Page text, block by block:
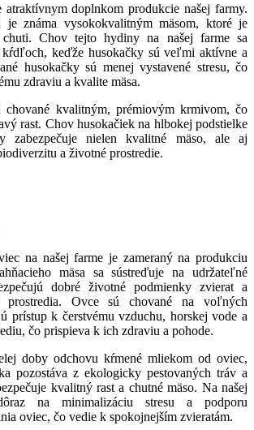
atraktívnym doplnkom produkcie našej farmy.
je známa vysokokvalitným mäsom, ktoré je
Chov tejto hydiny na našej farme sa
kŕdľoch, keďže husokačky sú veľmi aktívne a
husokačky sú menej vystavené stresu, čo
zdraviu a kvalite mäsa.
chované kvalitným, prémiovým krmivom, čo
rast. Chov husokačiek na hlbokej podstielke
zabezpečuje nielen kvalitné mäso, ale aj
a životné prostredie.
na našej farme je zameraný na produkciu
mäsa sa sústreďuje na udržateľné
dobré životné podmienky zvierat a
prostredia. Ovce sú chované na voľných
prístup k čerstvému vzduchu, horskej vode a
čo prispieva k ich zdraviu a pohode.
doby odchovu kŕmené mliekom od oviec,
pozostáva z ekologicky pestovaných tráv a
kvalitný rast a chutné mäso. Na našej
na minimalizáciu stresu a podporu
oviec, čo vedie k spokojnejším zvieratám.